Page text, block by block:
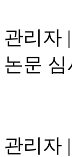
관리자 |
논문
관리자 |